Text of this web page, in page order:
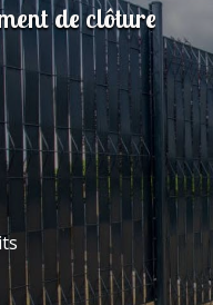
de clôture